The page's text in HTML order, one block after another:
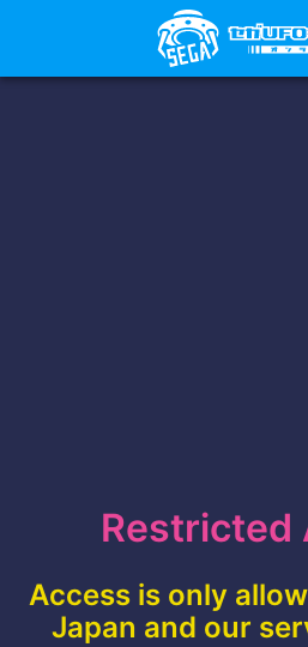
Restricted
Access is only
Japan and our